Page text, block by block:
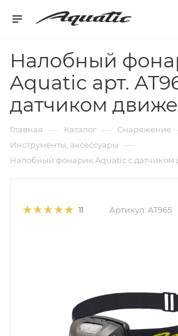
Налобный
Aquatic арт.
датчиком
Главная — Каталог — Снаряжение
Инструменты, аксессуары —
Налобный фонарик Aquatic с датчиком
11 Артикул: AT965